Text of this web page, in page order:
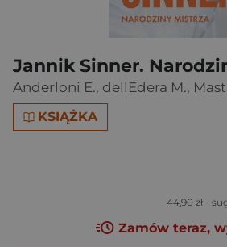
Jannik Sinner.
Anderloni E., dellEdera M.,
KSIĄŻKA
44,90 zł -
Zamów teraz,